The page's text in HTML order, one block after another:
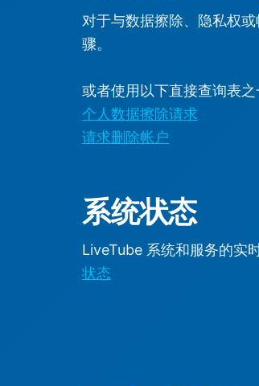
对于与数据擦除、隐私权
骤。
或者使用以下直接查询表之
个人数据擦除请求
请求删除帐户
系统状态
LiveTube 系统和服务的实
状态